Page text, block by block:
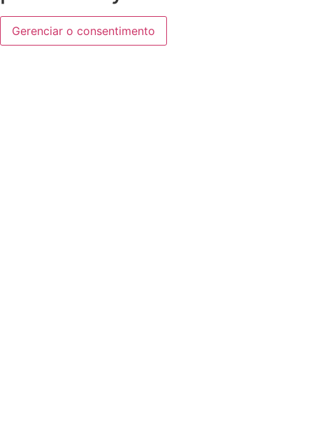
Gerenciar o consentimento